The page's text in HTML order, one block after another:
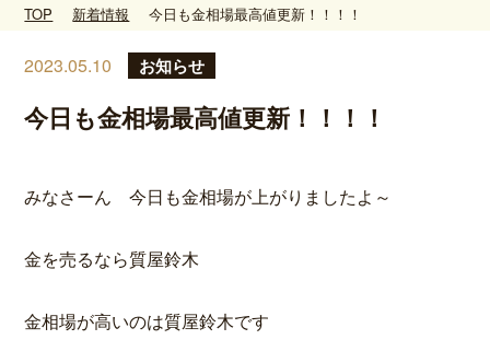
TOP 新着情報 今日も金相場最高値更新！！！！
2023.05.10 お知らせ
今日も金相場最高値更新！！！！
みなさーん 今日も金相場が上がりましたよ～
金を売るなら質屋鈴木
金相場が高いのは質屋鈴木です